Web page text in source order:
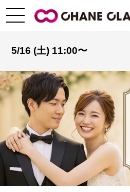
5/16 (土) 11:00〜